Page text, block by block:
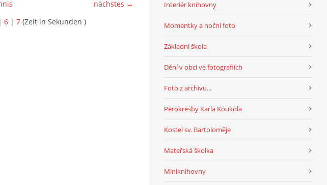
nächstes →
6| 7(Zeit in Sekunden )
Interiér knihovny
Momentky a noční foto
Základní škola
Dění v obci ve fotografiích
Foto z archivu...
Perokresby Karla Koukola
Kostel sv. Bartoloměje
Mateřská školka
Miniknihovny